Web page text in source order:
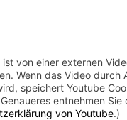
ist von einer externen
Wenn das Video durch
speichert Youtube
entnehmen Sie
von Youtube.)